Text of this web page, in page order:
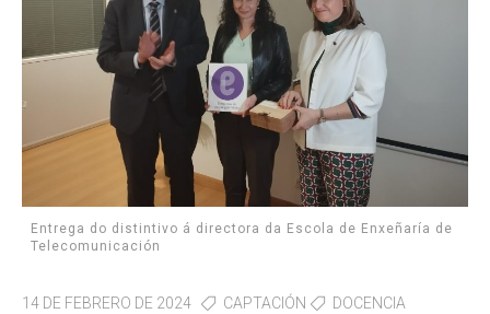
Entrega do distintivo á directora da Escola de Enxeñaría de
Telecomunicación
14 DE FEBRERO DE 2024 CAPTACIÓN DOCENCIA